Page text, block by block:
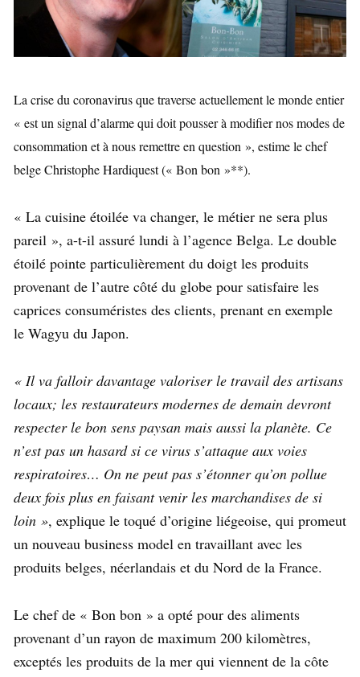
La crise du coronavirus que traverse actuellement le monde entier
« est un signal d’alarme qui doit pousser à modifier nos modes de
consommation et à nous remettre en question », estime le chef
belge Christophe Hardiquest (« Bon bon »**).
« La cuisine étoilée va changer, le métier ne sera plus
pareil », a-t-il assuré lundi à l’agence Belga. Le double
étoilé pointe particulièrement du doigt les produits
provenant de l’autre côté du globe pour satisfaire les
caprices consuméristes des clients, prenant en exemple
le Wagyu du Japon.
« Il va falloir davantage valoriser le travail des artisans
locaux; les restaurateurs modernes de demain devront
respecter le bon sens paysan mais aussi la planète. Ce
n’est pas un hasard si ce virus s’attaque aux voies
respiratoires… On ne peut pas s’étonner qu’on pollue
deux fois plus en faisant venir les marchandises de si
loin », explique le toqué d’origine liégeoise, qui promeut
un nouveau business model en travaillant avec les
produits belges, néerlandais et du Nord de la France.
Le chef de « Bon bon » a opté pour des aliments
provenant d’un rayon de maximum 200 kilomètres,
exceptés les produits de la mer qui viennent de la côte